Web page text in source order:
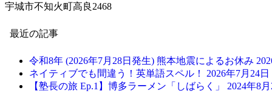
宇城市不知火町高良2468
最近の記事
令和8年 (2026年7月28日発生) 熊本地震によるお休み
ネイティブでも間違う！英単語スペル！ 2026年7月24日
【塾長の旅 Ep.1】博多ラーメン「しばらく」 2024年8月